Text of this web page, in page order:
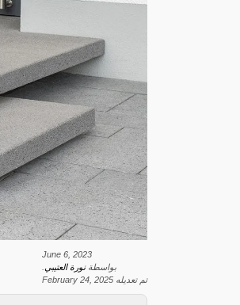
June 6, 2023
بواسطةنورة العتيبي
تم تعديله February 24, 2025